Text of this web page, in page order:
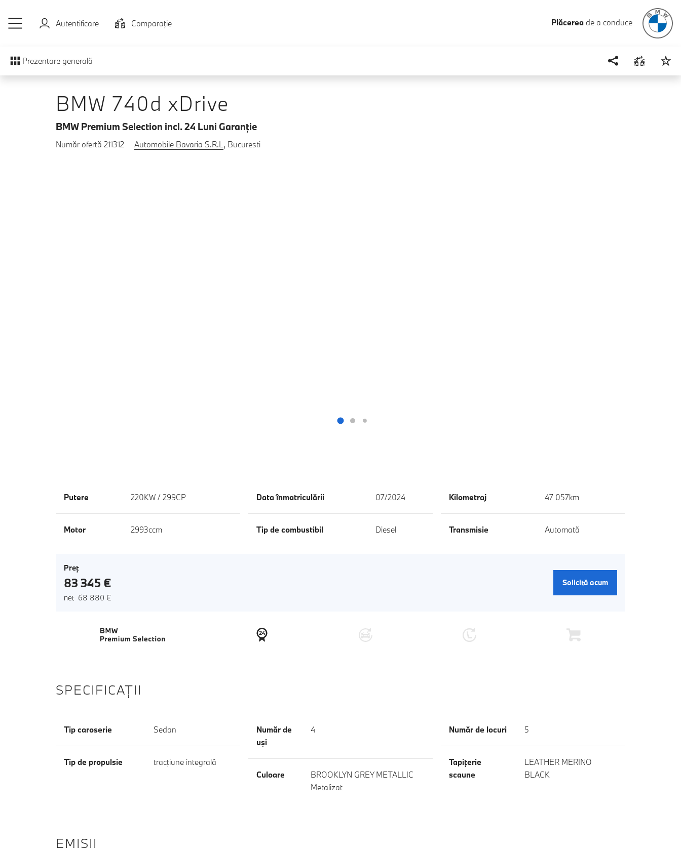
Autentificare
Comparaţie Plăcerea de a conduce
Prezentare generală
BMW 740d xDrive
BMW Premium Selection incl. 24 Luni Garanţie
Număr ofertă 211312 Automobile Bavaria S.R.L, Bucuresti
Putere 220KW / 299CP
Motor 2993ccm
Data înmatriculării 07/2024
Tip de combustibil Diesel
Kilometraj 47 057km
Transmisie Automată
Preţ
83 345 €
net 68 880 €
Solicită acum
SPECIFICAŢII
Tip caroserie Sedan
Tip de propulsie tracţiune integrală
Număr de
uşi
4
Culoare
BROOKLYN GREY METALLIC
Metalizat
Număr de locuri 5
Tapiţerie
scaune
LEATHER MERINO
BLACK
EMISII